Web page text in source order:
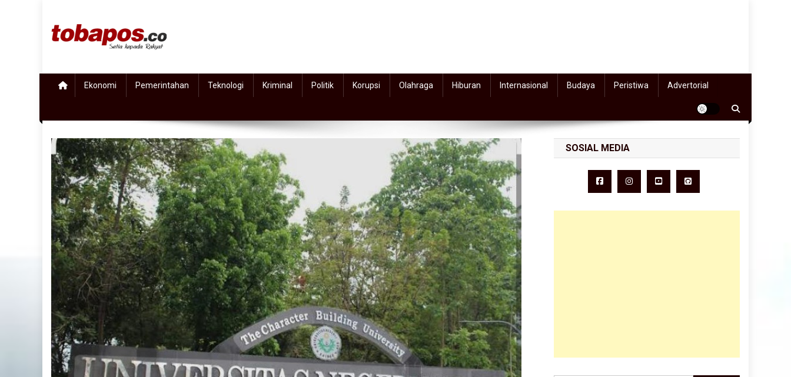
Ekonomi Pemerintahan Teknologi Kriminal Politik Korupsi Olahraga Hiburan Internasional Budaya Peristiwa Advertorial
SOSIAL MEDIA